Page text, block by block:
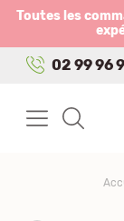
Toutes les
02 99 96
Panneau de